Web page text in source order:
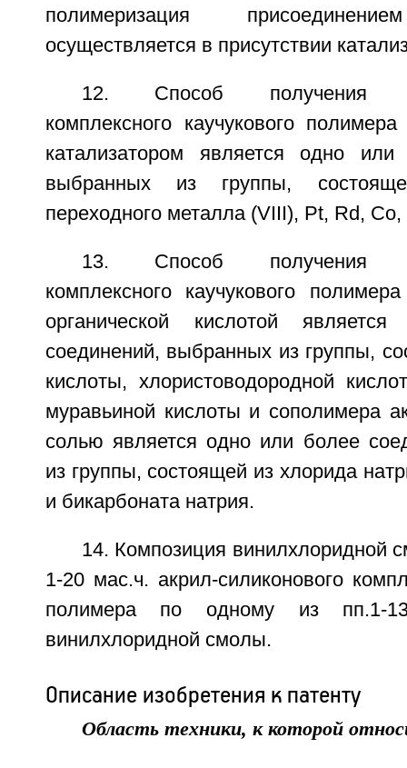
полимеризация
осуществляется в присутствии
12. Способ получения
комплексного каучукового
катализатором является одно
выбранных из группы,
переходного металла (VIII), Pt, Rd,
13. Способ получения
комплексного каучукового
органической кислотой
соединений, выбранных из группы,
кислоты, хлористоводородной
муравьиной кислоты и сополимера
солью является одно или более
из группы, состоящей из хлорида
и бикарбоната натрия.
14. Композиция винилхлоридной
1-20 мас.ч. акрил-силиконового
полимера по одному из пп.1-
винилхлоридной смолы.
Описание изобретения к патенту
Область техники, к которой